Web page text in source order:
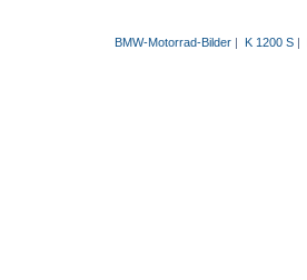
BMW-Motorrad-Bilder| K 1200 S|